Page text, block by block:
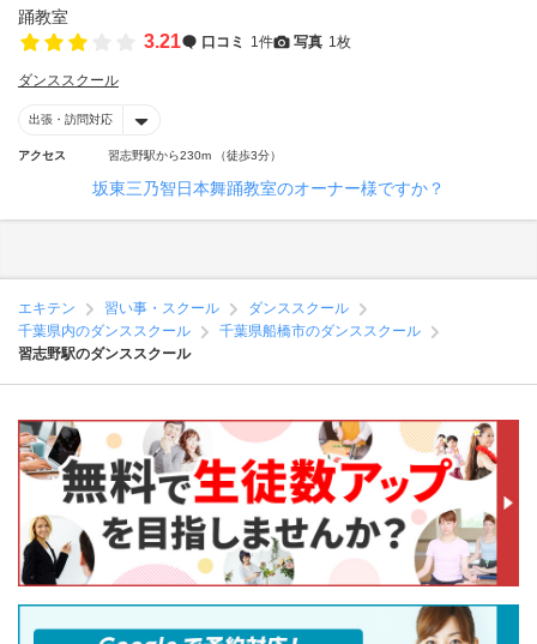
3.21 口コミ 1件 写真 1枚
ダンススクール
出張・訪問対応
アクセス 習志野駅から230m （徒歩3分）
坂東三乃智日本舞踊教室のオーナー様ですか？
エキテン 習い事・スクール
ダンススクール
千葉県内のダンススクール
千葉県船橋市のダンススクール
習志野駅のダンススクール